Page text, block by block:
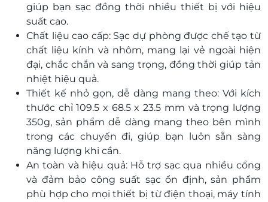
giúp bạn sạc đồng thời nhiều thiết bị với hiệu
suất cao.
Chất liệu cao cấp: Sạc dự phòng được chế tạo từ
chất liệu kính và nhôm, mang lại vẻ ngoài hiện
đại, chắc chắn và sang trọng, đồng thời giúp tản
nhiệt hiệu quả.
Thiết kế nhỏ gọn, dễ dàng mang theo: Với kích
thước chỉ 109.5 x 68.5 x 23.5 mm và trọng lượng
350g, sản phẩm dễ dàng mang theo bên mình
trong các chuyến đi, giúp bạn luôn sẵn sàng
năng lượng khi cần.
An toàn và hiệu quả: Hỗ trợ sạc qua nhiều cổng
và đảm bảo công suất sạc ổn định, sản phẩm
phù hợp cho mọi thiết bị từ điện thoại, máy tính